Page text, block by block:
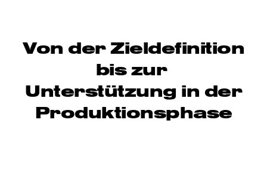
Von der Zieldefinition
bis zur ​
Unterstützung in der
Produktionsphase​​